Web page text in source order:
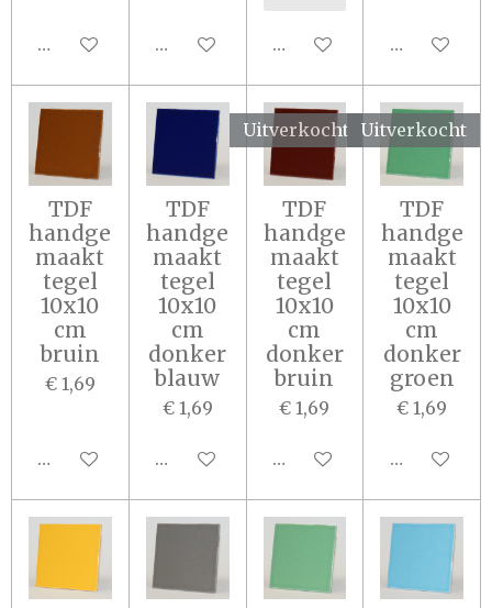
In winkelwagenIn winkelwagenIn winkelwagen
In
TDF
handge
maakt
tegel
10x10
cm
bruin
€ 1,69
In winkelwagen
TDF
handge
maakt
tegel
10x10
cm
donker
blauw
€ 1,69
In winkelwagen
Uitverkocht
TDF
handge
maakt
tegel
10x10
cm
donker
bruin
€ 1,69
Houd mij op de hoogte
Uitverkocht
TDF
handge
maakt
tegel
10x10
cm
donker
groen
€ 1,69
Houd mij